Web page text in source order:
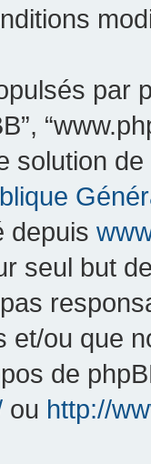
par
solution
depuis
seul but
et/ou que
de
ou http://